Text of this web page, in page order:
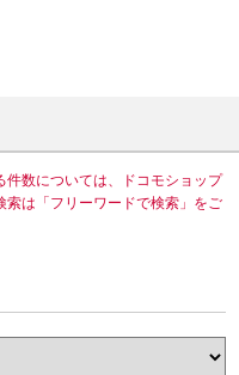
件数については、ドコモショップ
は「フリーワードで検索」をご